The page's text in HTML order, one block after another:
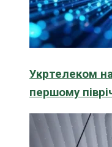
Укртелеком
першому